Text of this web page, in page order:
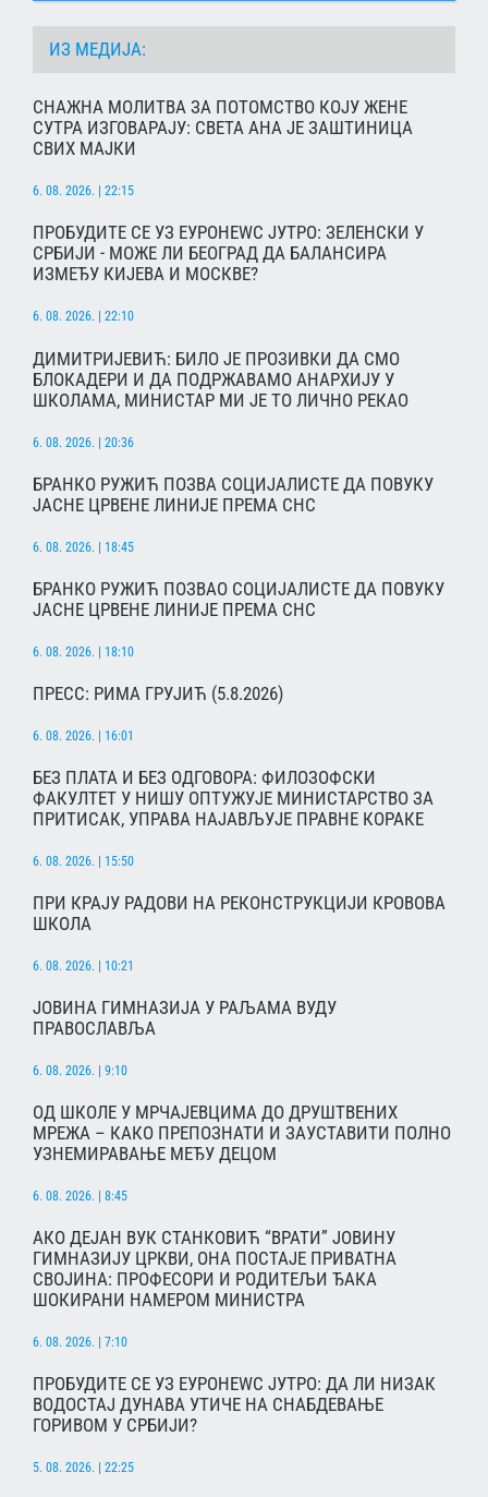
ИЗ МЕДИЈА:
СНАЖНА МОЛИТВА ЗА ПОТОМСТВО КОЈУ ЖЕНЕ
СУТРА ИЗГОВАРАЈУ: СВЕТА АНА ЈЕ ЗАШТИНИЦА
СВИХ МАЈКИ
6. 08. 2026. | 22:15
ПРОБУДИТЕ СЕ УЗ ЕУРОНЕWС ЈУТРО: ЗЕЛЕНСКИ У
СРБИЈИ - МОЖЕ ЛИ БЕОГРАД ДА БАЛАНСИРА
ИЗМЕЂУ КИЈЕВА И МОСКВЕ?
6. 08. 2026. | 22:10
ДИМИТРИЈЕВИЋ: БИЛО ЈЕ ПРОЗИВКИ ДА СМО
БЛОКАДЕРИ И ДА ПОДРЖАВАМО АНАРХИЈУ У
ШКОЛАМА, МИНИСТАР МИ ЈЕ ТО ЛИЧНО РЕКАО
6. 08. 2026. | 20:36
БРАНКО РУЖИЋ ПОЗВА СОЦИЈАЛИСТЕ ДА ПОВУКУ
ЈАСНЕ ЦРВЕНЕ ЛИНИЈЕ ПРЕМА СНС
6. 08. 2026. | 18:45
БРАНКО РУЖИЋ ПОЗВАО СОЦИЈАЛИСТЕ ДА ПОВУКУ
ЈАСНЕ ЦРВЕНЕ ЛИНИЈЕ ПРЕМА СНС
6. 08. 2026. | 18:10
ПРЕСС: РИМА ГРУЈИЋ (5.8.2026)
6. 08. 2026. | 16:01
БЕЗ ПЛАТА И БЕЗ ОДГОВОРА: ФИЛОЗОФСКИ
ФАКУЛТЕТ У НИШУ ОПТУЖУЈЕ МИНИСТАРСТВО ЗА
ПРИТИСАК, УПРАВА НАЈАВЉУЈЕ ПРАВНЕ КОРАКЕ
6. 08. 2026. | 15:50
ПРИ КРАЈУ РАДОВИ НА РЕКОНСТРУКЦИЈИ КРОВОВА
ШКОЛА
6. 08. 2026. | 10:21
ЈОВИНА ГИМНАЗИЈА У РАЉАМА ВУДУ
ПРАВОСЛАВЉА
6. 08. 2026. | 9:10
ОД ШКОЛЕ У МРЧАЈЕВЦИМА ДО ДРУШТВЕНИХ
МРЕЖА – КАКО ПРЕПОЗНАТИ И ЗАУСТАВИТИ ПОЛНО
УЗНЕМИРАВАЊЕ МЕЂУ ДЕЦОМ
6. 08. 2026. | 8:45
АКО ДЕЈАН ВУК СТАНКОВИЋ “ВРАТИ” ЈОВИНУ
ГИМНАЗИЈУ ЦРКВИ, ОНА ПОСТАЈЕ ПРИВАТНА
СВОЈИНА: ПРОФЕСОРИ И РОДИТЕЉИ ЂАКА
ШОКИРАНИ НАМЕРОМ МИНИСТРА
6. 08. 2026. | 7:10
ПРОБУДИТЕ СЕ УЗ ЕУРОНЕWС ЈУТРО: ДА ЛИ НИЗАК
ВОДОСТАЈ ДУНАВА УТИЧЕ НА СНАБДЕВАЊЕ
ГОРИВОМ У СРБИЈИ?
5. 08. 2026. | 22:25